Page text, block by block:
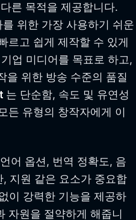
른 목적을 제공합니다.
위한 가장 사용하기 쉬운
르고 쉽게 제작할 수 있게
업 미디어를 목표로 하고,
을 위한 방송 수준의 품질
는 단순함, 속도 및 유연성
든 유형의 창작자에게 이
어 옵션, 번역 정확도, 음
지원 같은 요소가 중요합
이 강력한 기능을 제공하
자원을 절약하게 해줍니